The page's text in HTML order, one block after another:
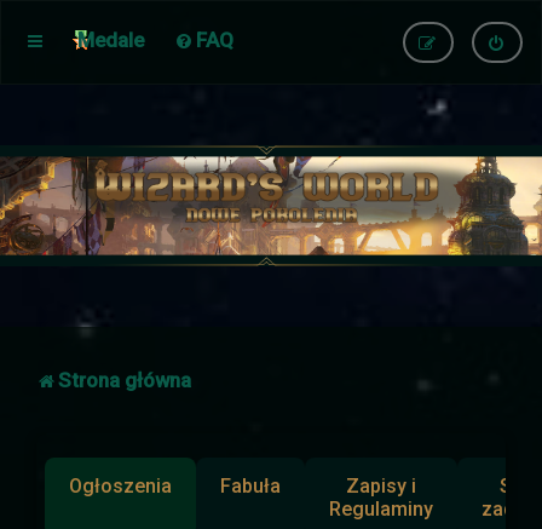
Medale FAQ
Strona główna
Ogłoszenia Fabuła
Zapisy i
Regulaminy